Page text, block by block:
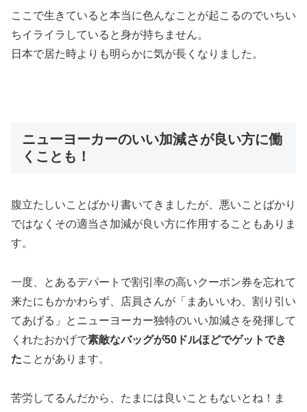
ここで生きていると本当に色んなことが起こるのでいちい
ちイライラしていると身が持ちません。
日本で居た時よりも明らかに気が長くなりました。
ニューヨーカーのいい加減さが良い方に働
くことも！
腹立たしいことばかり書いてきましたが、 悪いことばかり
ではなくその適当さ加減が良い方に作用することもありま
す。
一度、とあるデパートで割引率の高いクーポン券を忘れて
来たにもかかわらず、店員さんが「まあいいわ、割り引い
てあげる」とニューヨーカー独特のいい加減さを発揮して
くれたおかげで素敵なバッグが50ドルほどでゲットでき
たことがあります。
苦労してるんだから、たまには良いこともないとね！ま